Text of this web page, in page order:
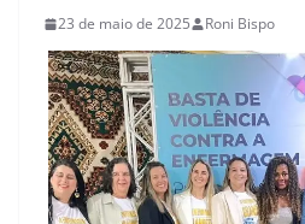
23 de maio de 2025 Roni Bispo